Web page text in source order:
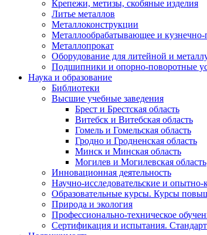
Крепежи, метизы, скобяные изделия
Литье металлов
Металлоконструкции
Металлообрабатывающее и кузнечно-
Металлопрокат
Оборудование для литейной и
Подшипники и опорно-поворотные
Наука и образование
Библиотеки
Высшие учебные заведения
Брест и Брестская область
Витебск и Витебская область
Гомель и Гомельская область
Гродно и Гродненская область
Минск и Минская область
Могилев и Могилевская область
Инновационная деятельность
Научно-исследовательские и опытно-
Образовательные курсы. Курсы
Природа и экология
Профессионально-техническое
Сертификация и испытания.